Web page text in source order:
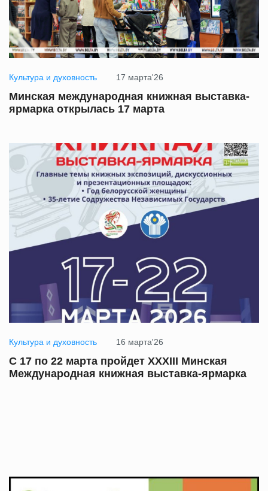
Культура и духовность 17 марта'26
Минская международная книжная выставка-
ярмарка открылась 17 марта
Культура и духовность 16 марта'26
С 17 по 22 марта пройдет XXXIII Минская
Международная книжная выставка-ярмарка